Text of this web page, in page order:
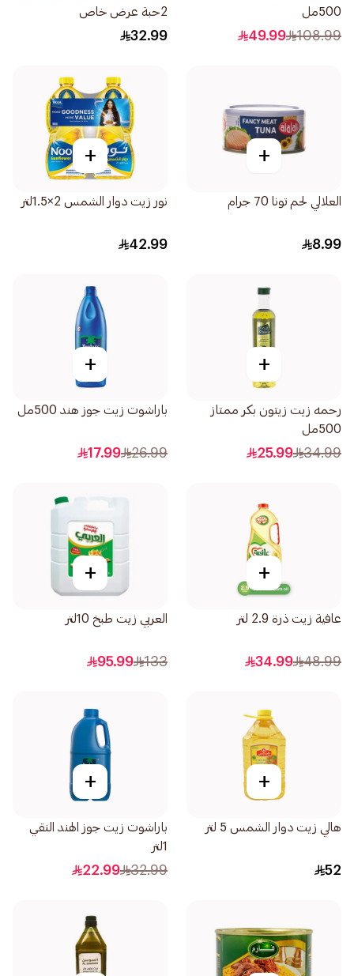
500مل
108.99
49.99
2حبة عرض خاص
32.99
+
العلالي لحم تونا 70 جرام
8.99
+
نور زيت دوار الشمس 2×1.5لتر
42.99
+
رحمه زيت زيتون بكر ممتاز
500مل
34.99
25.99
+
باراشوت زيت جوز هند 500مل
26.99
17.99
+
عافية زيت ذرة 2.9 لتر
48.99
34.99
+
العربي زيت طبخ 10لتر
133
95.99
+
هالي زيت دوار الشمس 5 لتر
52
+
باراشوت زيت جوز الهند النقي
1لتر
32.99
22.99